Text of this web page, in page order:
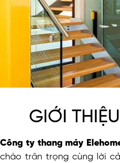
GIỚI
Công ty thang máy
chào trân trọng cùng lời